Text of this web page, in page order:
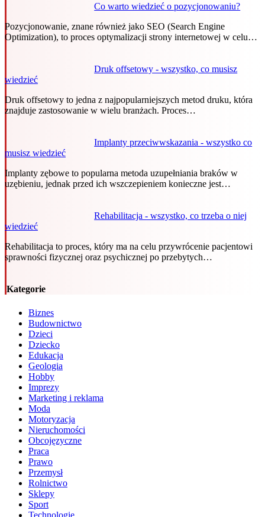
Co warto wiedzieć o pozycjonowaniu?
Pozycjonowanie, znane również jako SEO (Search Engine
Optimization), to proces optymalizacji strony internetowej w celu…
Druk offsetowy - wszystko, co musisz
wiedzieć
Druk offsetowy to jedna z najpopularniejszych metod druku, która
znajduje zastosowanie w wielu branżach. Proces…
Implanty przeciwwskazania - wszystko co
musisz wiedzieć
Implanty zębowe to popularna metoda uzupełniania braków w
uzębieniu, jednak przed ich wszczepieniem konieczne jest…
Rehabilitacja - wszystko, co trzeba o niej
wiedzieć
Rehabilitacja to proces, który ma na celu przywrócenie pacjentowi
sprawności fizycznej oraz psychicznej po przebytych…
Kategorie
Biznes
Budownictwo
Dzieci
Dziecko
Edukacja
Geologia
Hobby
Imprezy
Marketing i reklama
Moda
Motoryzacja
Nieruchomości
Obcojęzyczne
Praca
Prawo
Przemysł
Rolnictwo
Sklepy
Sport
Technologie